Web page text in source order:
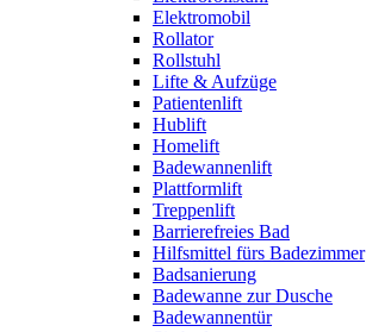
Elektromobil
Rollator
Rollstuhl
Lifte & Aufzüge
Patientenlift
Hublift
Homelift
Badewannenlift
Plattformlift
Treppenlift
Barrierefreies Bad
Hilfsmittel fürs Badezimmer
Badsanierung
Badewanne zur Dusche
Badewannentür